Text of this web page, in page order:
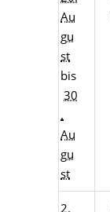
Au
gu
st
bis
30
.
Au
gu
st
2.